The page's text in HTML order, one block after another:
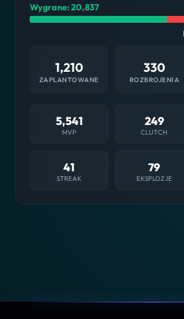
Wygrane: 20,837
1,210
ZAPLANTOWANE
330
ROZBROJENIA
5,541
MVP
249
CLUTCH
41
STREAK
79
EKSPLOZJE